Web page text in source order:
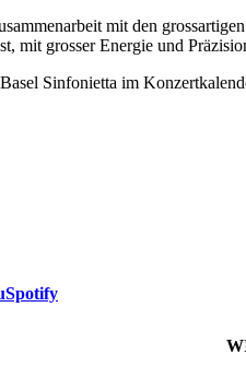
mit den
mit grosser Energie und
Sinfonietta im
Spotify